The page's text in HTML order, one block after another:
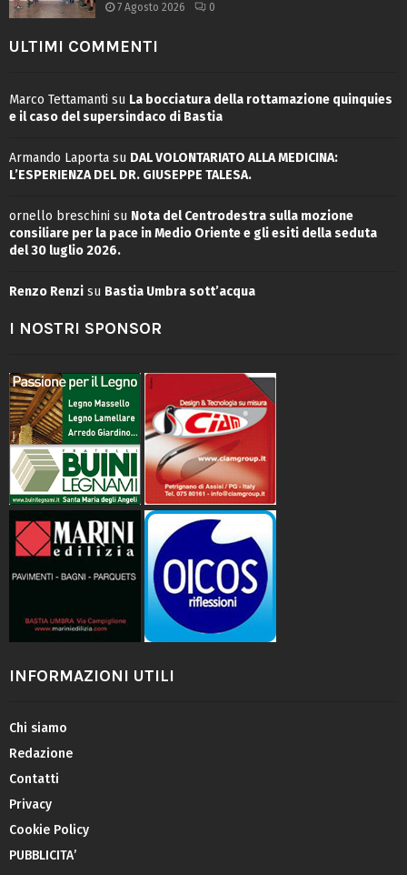
7 Agosto 2026 0
ULTIMI COMMENTI
Marco Tettamanti su La bocciatura della rottamazione quinquies
e il caso del supersindaco di Bastia
Armando Laporta su DAL VOLONTARIATO ALLA MEDICINA:
L’ESPERIENZA DEL DR. GIUSEPPE TALESA.
ornello breschini su Nota del Centrodestra sulla mozione
consiliare per la pace in Medio Oriente e gli esiti della seduta
del 30 luglio 2026.
Renzo Renzi su Bastia Umbra sott’acqua
I NOSTRI SPONSOR
INFORMAZIONI UTILI
Chi siamo
Redazione
Contatti
Privacy
Cookie Policy
PUBBLICITA’